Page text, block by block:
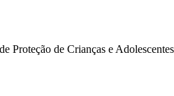
Proteção de Crianças e